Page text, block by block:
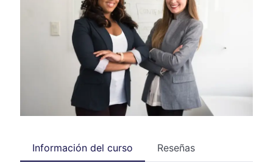
Información del curso Reseñas